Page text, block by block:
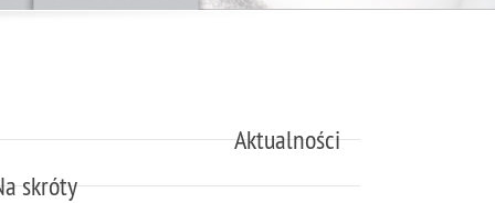
Aktualności
skróty